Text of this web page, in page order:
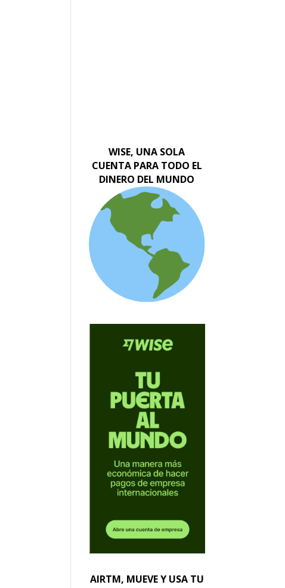
WISE, UNA SOLA
CUENTA PARA TODO EL
DINERO DEL MUNDO
AIRTM, MUEVE Y USA TU